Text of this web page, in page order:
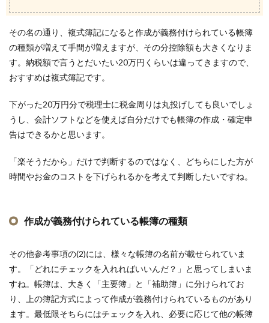
その名の通り、複式簿記になると作成が義務付けられている帳簿
の種類が増えて手間が増えますが、その分控除額も大きくなりま
す。納税額で言うとだいたい20万円くらいは違ってきますので、
おすすめは複式簿記です。
下がった20万円分で税理士に税金周りは丸投げしても良いでしょ
うし、会計ソフトなどを使えば自分だけでも帳簿の作成・確定申
告はできるかと思います。
「楽そうだから」だけで判断するのではなく、どちらにした方が
時間やお金のコストを下げられるかを考えて判断したいですね。
作成が義務付けられている帳簿の種類
その他参考事項の(2)には、様々な帳簿の名前が載せられていま
す。「どれにチェックを入れればいいんだ？」と思ってしまいま
すね。帳簿は、大きく「主要簿」と「補助簿」に分けられてお
り、上の簿記方式によって作成が義務付けられているものがあり
ます。最低限そちらにはチェックを入れ、必要に応じて他の帳簿